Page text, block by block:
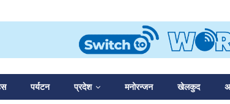
पर्यटन प्रदेश मनोरन्जन खेलकुद